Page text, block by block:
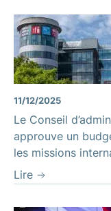
11/12/2025
Le Conseil
approuve un
les missions
Lire